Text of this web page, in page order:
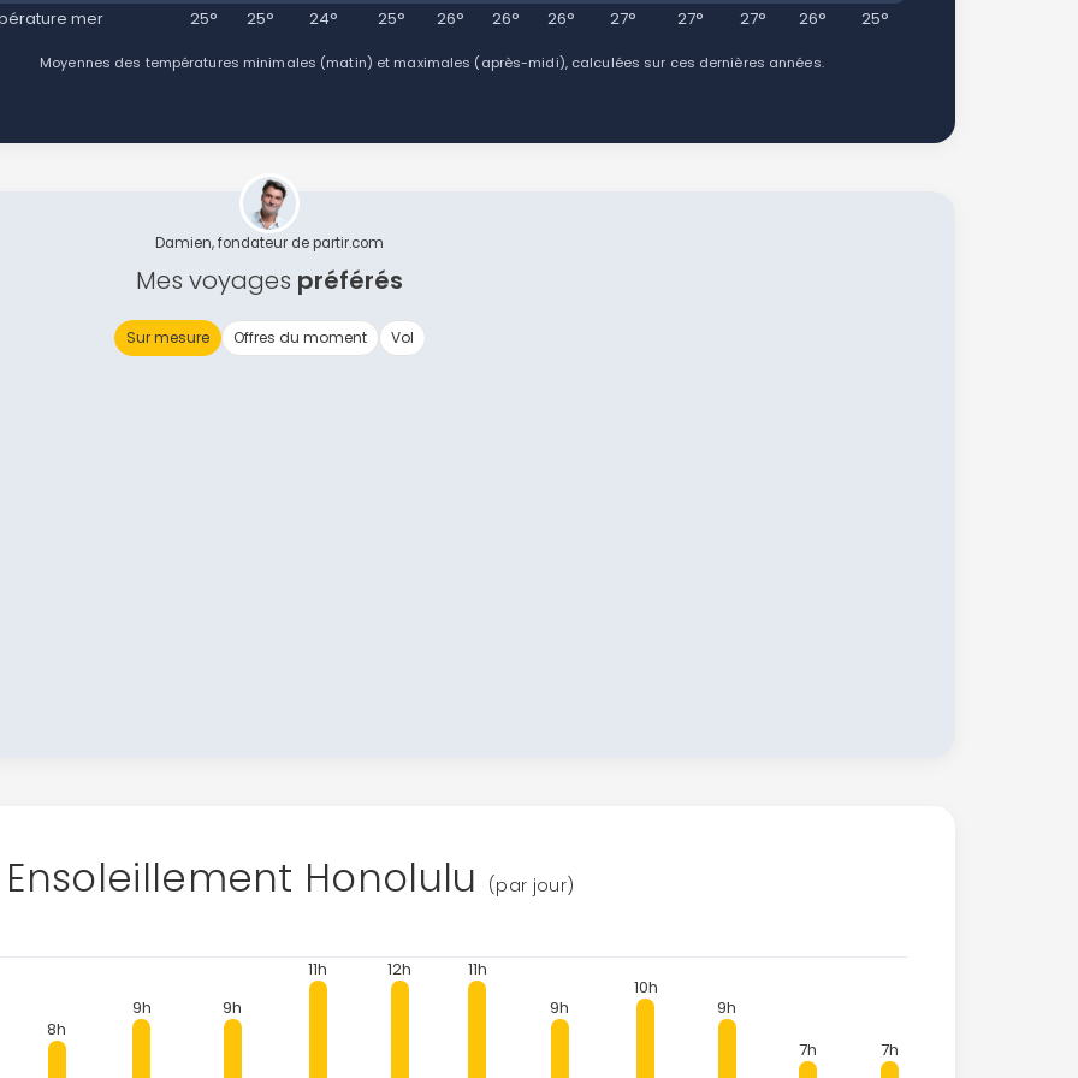
mer 25° 25° 24° 25° 26° 26° 26° 27° 27° 27° 26° 25°
Moyennes des températures minimales (matin) et maximales (après-midi), calculées sur ces dernières années.
Damien, fondateur de partir.com
Mes voyages préférés
Sur mesure Offres du moment Vol
Honolulu (par jour)
8h
9h 9h
11h 12h
11h
9h
10h
9h
7h
7h